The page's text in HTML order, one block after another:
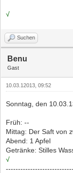
√
Suchen
Benu
Gast
10.03.12013, 09:52
Sonntag, den
Früh: --
Mittag: Der Saft von
Abend: 1 Apfel
Getränke: Stilles
√